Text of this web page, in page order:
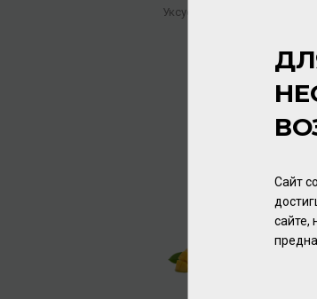
Уксус
Сайт
сайте,